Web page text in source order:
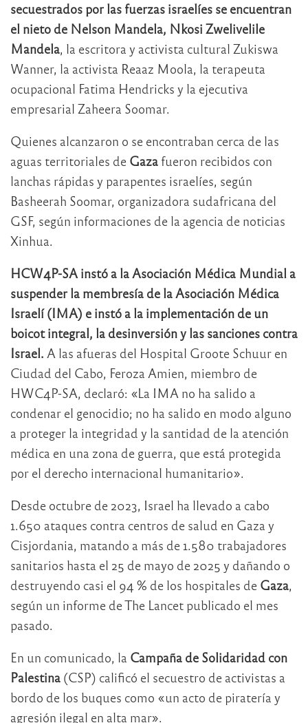
secuestrados por las fuerzas israelíes se encuentran
el nieto de Nelson Mandela, Nkosi Zwelivelile
Mandela, la escritora y activista cultural Zukiswa
Wanner, la activista Reaaz Moola, la terapeuta
ocupacional Fatima Hendricks y la ejecutiva
empresarial Zaheera Soomar.
Quienes alcanzaron o se encontraban cerca de las
aguas territoriales de Gaza fueron recibidos con
lanchas rápidas y parapentes israelíes, según
Basheerah Soomar, organizadora sudafricana del
GSF, según informaciones de la agencia de noticias
Xinhua.
HCW4P-SA instó a la Asociación Médica Mundial a
suspender la membresía de la Asociación Médica
Israelí (IMA) e instó a la implementación de un
boicot integral, la desinversión y las sanciones contra
Israel. A las afueras del Hospital Groote Schuur en
Ciudad del Cabo, Feroza Amien, miembro de
HWC4P-SA, declaró: «La IMA no ha salido a
condenar el genocidio; no ha salido en modo alguno
a proteger la integridad y la santidad de la atención
médica en una zona de guerra, que está protegida
por el derecho internacional humanitario».
Desde octubre de 2023, Israel ha llevado a cabo
1.650 ataques contra centros de salud en Gaza y
Cisjordania, matando a más de 1.580 trabajadores
sanitarios hasta el 25 de mayo de 2025 y dañando o
destruyendo casi el 94 % de los hospitales de Gaza,
según un informe de The Lancet publicado el mes
pasado.
En un comunicado, la Campaña de Solidaridad con
Palestina (CSP) calificó el secuestro de activistas a
bordo de los buques como «un acto de piratería y
agresión ilegal en alta mar».